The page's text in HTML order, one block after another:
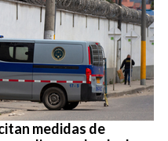
medidas de